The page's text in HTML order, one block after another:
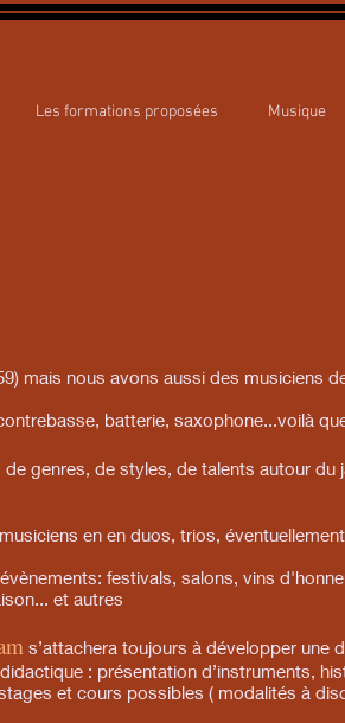
mais nous avons aussi des musiciens
batterie, saxophone...voilà
de genres, de styles, de talents autour
en en duos, trios,
festivals, salons, vins
et autres
s’attachera toujours à développer une
: présentation d’instruments,
et cours possibles ( modalités à
Les formations proposées Musique